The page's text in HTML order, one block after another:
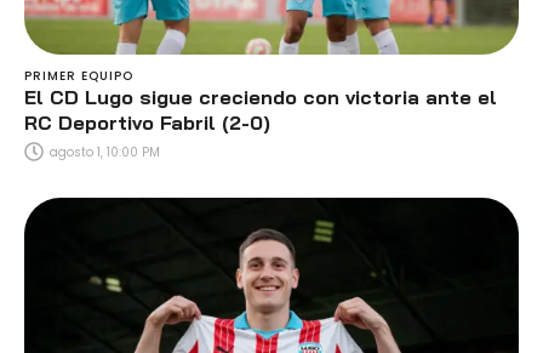
PRIMER EQUIPO
El CD Lugo sigue creciendo con victoria ante el
RC Deportivo Fabril (2-0)
agosto 1, 10:00 PM